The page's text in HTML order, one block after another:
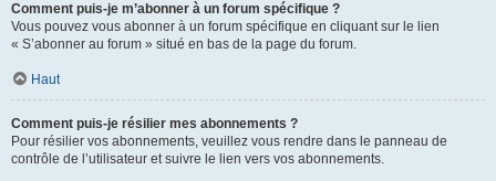
Comment puis-je m’abonner à un forum spécifique ?
Vous pouvez vous abonner à un forum spécifique en cliquant sur le lien
« S’abonner au forum » situé en bas de la page du forum.
Haut
Comment puis-je résilier mes abonnements ?
Pour résilier vos abonnements, veuillez vous rendre dans le panneau de
contrôle de l’utilisateur et suivre le lien vers vos abonnements.